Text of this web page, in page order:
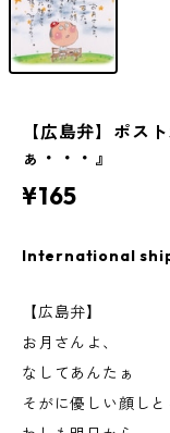
【広島弁】ポス
ぁ・・・』
¥165
International
【広島弁】
お月さんよ、
なしてあんたぁ
そがに優しい顔しと